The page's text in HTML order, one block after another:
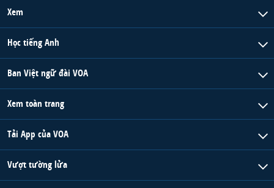
Xem
Học tiếng Anh
Ban Việt ngữ đài VOA
Xem toàn trang
Tải App của VOA
Vượt tường lửa